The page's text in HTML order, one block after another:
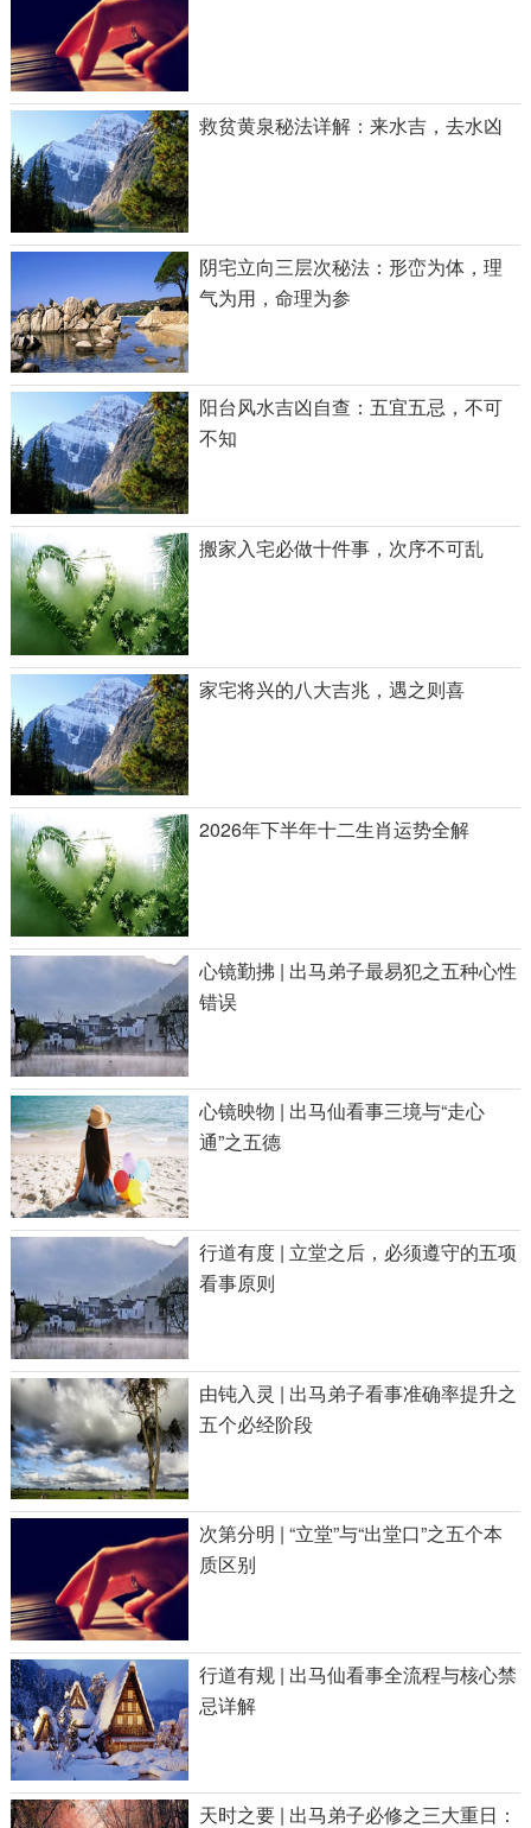
救贫黄泉秘法详解：来水吉，去水凶
阴宅立向三层次秘法：形峦为体，理
气为用，命理为参
阳台风水吉凶自查：五宜五忌，不可
不知
搬家入宅必做十件事，次序不可乱
家宅将兴的八大吉兆，遇之则喜
2026年下半年十二生肖运势全解
心镜勤拂 | 出马弟子最易犯之五种心性
错误
心镜映物 | 出马仙看事三境与“走心
通”之五德
行道有度 | 立堂之后，必须遵守的五项
看事原则
由钝入灵 | 出马弟子看事准确率提升之
五个必经阶段
次第分明 | “立堂”与“出堂口”之五个本
质区别
行道有规 | 出马仙看事全流程与核心禁
忌详解
天时之要 | 出马弟子必修之三大重日：